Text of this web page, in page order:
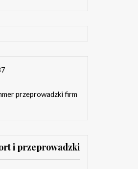
przeprowadzki firm
i przeprowadzki